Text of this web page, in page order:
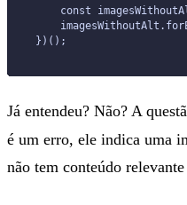
const
})();
Já entendeu? Não? A
é um erro, ele indica uma
não tem conteúdo